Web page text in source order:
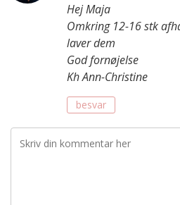
Hej Maja
Omkring 12-16 stk
laver dem
God fornøjelse
Kh Ann-Christine
besvar